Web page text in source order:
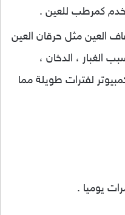
كمرطب للعين .
العين مثل حرقان العين
الغبار ، الدخان ،
لفترات طويلة مما